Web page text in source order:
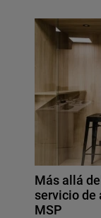
Más allá
servicio de
MSP